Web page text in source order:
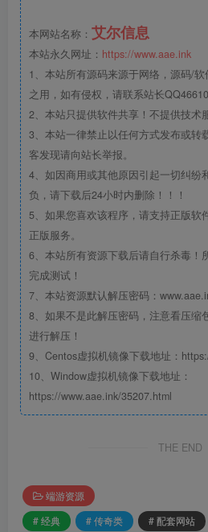
本网站名称： 艾尔信息
本站永久网址： https://www.aae.ink
1、本站所有源码来源于网络，源码/
之用，如有侵权，请联系站长
2、本站只提供软件共享！不提供技术
3、本站一律禁止以任何方式发布或转
客发现请向站长举报。
4、如因商用或其他原因引起一切纠纷
负，请下载后24小时内删除！！！
5、如果您喜欢该程序，请支持正版软
正版服务。
6、本站所有资源下载后请自行杀毒！
完成测试！
7、本站资源默认解压密码：
8、如果不是此解压密码，注意看压缩
进行解压！
9、Centos虚拟机镜像下载地址：
10、Window虚拟机镜像下载地址：
https://www.aae.ink/35207.html
THE END
端游资源
# 经典
# 传奇类 # 配套网站